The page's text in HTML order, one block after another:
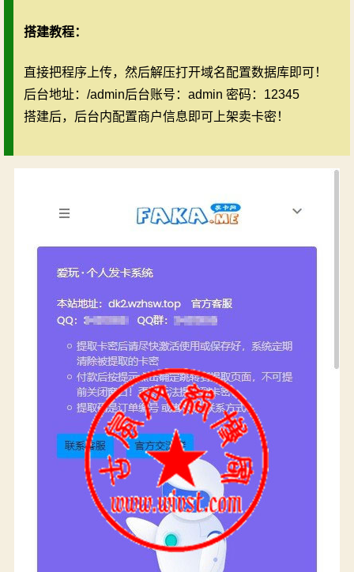
搭建教程：
直接把程序上传，然后解压打开域名配置数据库即可！
后台地址：/admin后台账号：admin 密码：12345
搭建后，后台内配置商户信息即可上架卖卡密！